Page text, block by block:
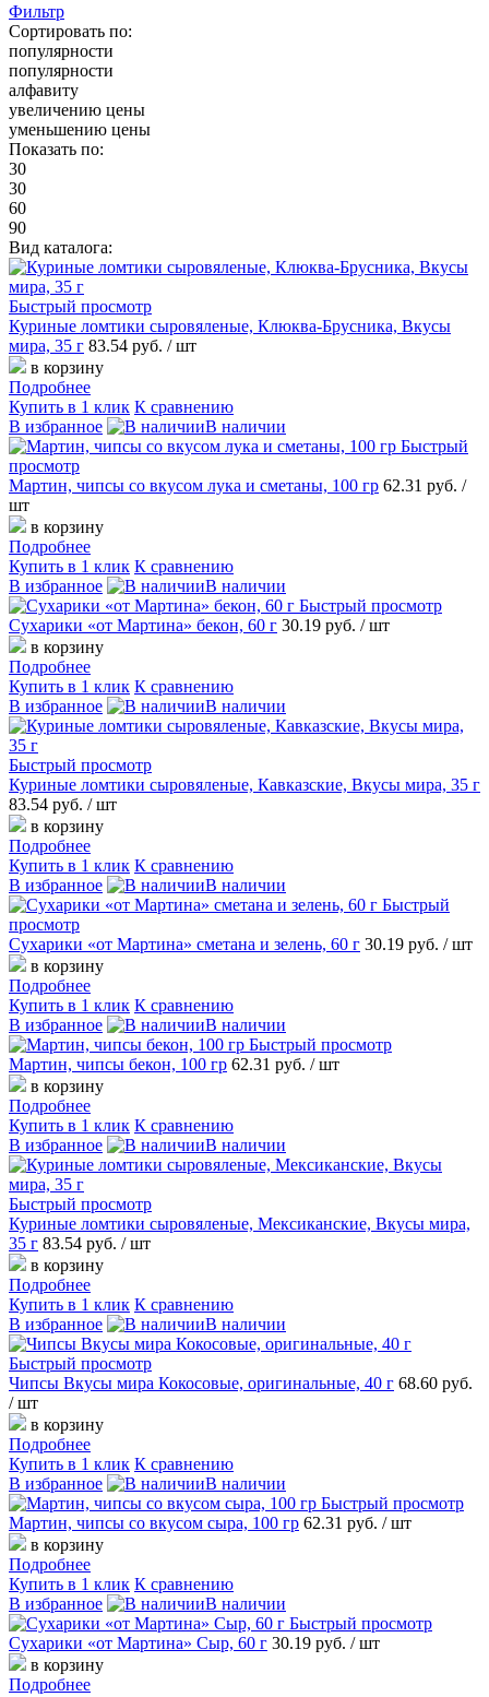
Фильтр
Сортировать по:
популярности
популярности
алфавиту
увеличению цены
уменьшению цены
Показать по:
30
30
60
90
Вид каталога:
Быстрый просмотр
Куриные ломтики сыровяленые, Клюква-Брусника, Вкусы
мира, 35 г 83.54 руб. / шт
в корзину
Подробнее
Купить в 1 клик К сравнению
В избранное
В наличии
Быстрый
просмотр
Мартин, чипсы со вкусом лука и сметаны, 100 гр 62.31 руб. /
шт
в корзину
Подробнее
Купить в 1 клик К сравнению
В избранное
В наличии
Быстрый просмотр
Сухарики «от Мартина» бекон, 60 г 30.19 руб. / шт
в корзину
Подробнее
Купить в 1 клик К сравнению
В избранное
В наличии
Быстрый просмотр
Куриные ломтики сыровяленые, Кавказские, Вкусы мира, 35 г
83.54 руб. / шт
в корзину
Подробнее
Купить в 1 клик К сравнению
В избранное
В наличии
Быстрый
просмотр
Сухарики «от Мартина» сметана и зелень, 60 г 30.19 руб. / шт
в корзину
Подробнее
Купить в 1 клик К сравнению
В избранное
В наличии
Быстрый просмотр
Мартин, чипсы бекон, 100 гр 62.31 руб. / шт
в корзину
Подробнее
Купить в 1 клик К сравнению
В избранное
В наличии
Быстрый просмотр
Куриные ломтики сыровяленые, Мексиканские, Вкусы мира,
35 г 83.54 руб. / шт
в корзину
Подробнее
Купить в 1 клик К сравнению
В избранное
В наличии
Быстрый просмотр
Чипсы Вкусы мира Кокосовые, оригинальные, 40 г 68.60 руб.
/ шт
в корзину
Подробнее
Купить в 1 клик К сравнению
В избранное
В наличии
Быстрый просмотр
Мартин, чипсы со вкусом сыра, 100 гр 62.31 руб. / шт
в корзину
Подробнее
Купить в 1 клик К сравнению
В избранное
В наличии
Быстрый просмотр
Сухарики «от Мартина» Сыр, 60 г 30.19 руб. / шт
в корзину
Подробнее